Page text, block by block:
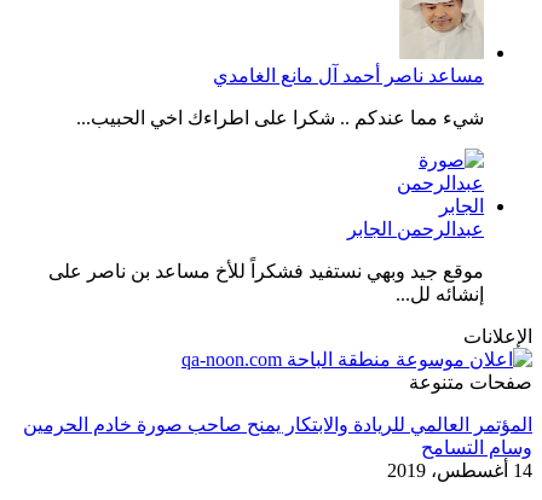
مساعد ناصر أحمد آل مانع الغامدي
شيء مما عندكم .. شكرا على اطراءك اخي الحبيب...
عبدالرحمن الجابر
موقع جيد وبهي نستفيد فشكراً للأخ مساعد بن ناصر على
إنشائه لل...
الإعلانات
صفحات متنوعة
المؤتمر العالمي للريادة والابتكار يمنح صاحب صورة خادم الحرمين
وسام التسامح
14 أغسطس، 2019